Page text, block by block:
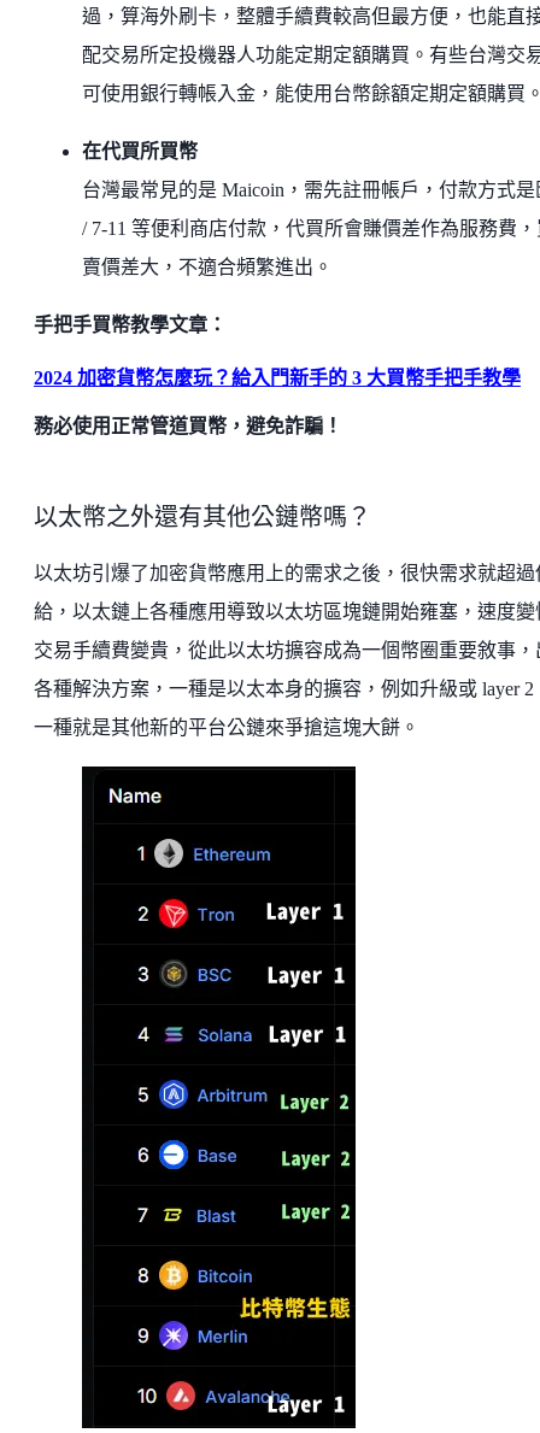
過，算海外刷卡，整體手續費較高但最方便，也能直
配交易所定投機器人功能定期定額購買。有些台灣交
可使用銀行轉帳入金，能使用台幣餘額定期定額購買
在代買所買幣
台灣最常見的是 Maicoin，需先註冊帳戶，付款方式是
/ 7-11 等便利商店付款，代買所會賺價差作為服務費，
賣價差大，不適合頻繁進出。
手把手買幣教學文章：
2024 加密貨幣怎麼玩？給入門新手的 3 大買幣手把手教學
務必使用正常管道買幣，避免詐騙！
以太幣之外還有其他公鏈幣嗎？
以太坊引爆了加密貨幣應用上的需求之後，很快需求就超過
給，以太鏈上各種應用導致以太坊區塊鏈開始雍塞，速度變
交易手續費變貴，從此以太坊擴容成為一個幣圈重要敘事，
各種解決方案，一種是以太本身的擴容，例如升級或 layer 2
一種就是其他新的平台公鏈來爭搶這塊大餅。